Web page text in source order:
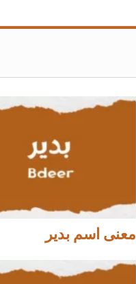
معنى اسم بدير